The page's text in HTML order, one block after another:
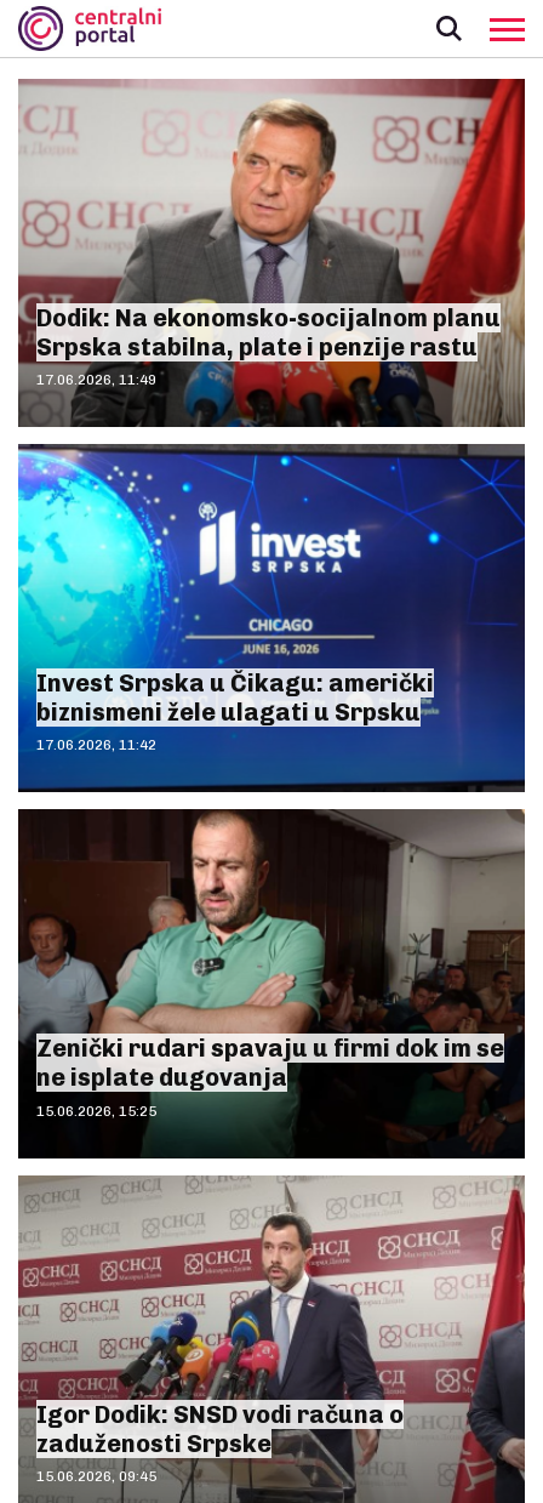
Dodik: Na ekonomsko-socijalnom planu
Srpska stabilna, plate i penzije rastu
17.06.2026, 11:49
Invest Srpska u Čikagu: američki
biznismeni žele ulagati u Srpsku
17.06.2026, 11:42
Zenički rudari spavaju u firmi dok im se
ne isplate dugovanja
15.06.2026, 15:25
Igor Dodik: SNSD vodi računa o
zaduženosti Srpske
15.06.2026, 09:45